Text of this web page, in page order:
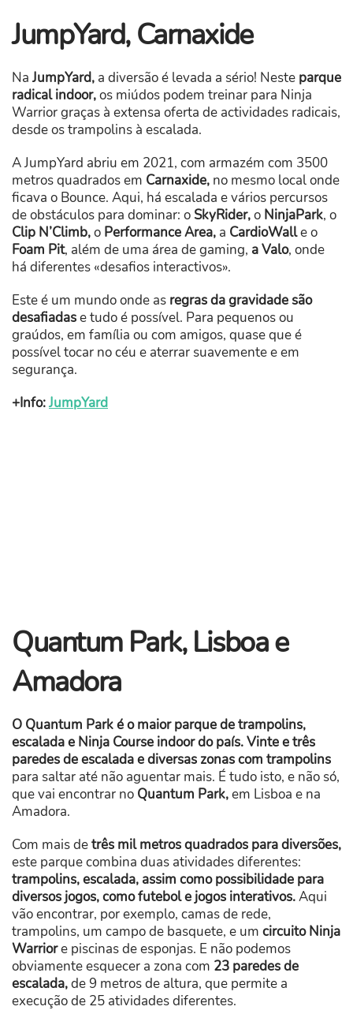
JumpYard, Carnaxide
Na JumpYard, a diversão é levada a sério! Neste parque
radical indoor,os miúdos podem treinar para Ninja
Warrior graças à extensa oferta de actividades radicais,
desde os trampolins à escalada.
A JumpYard abriu em 2021, com armazém com 3500
metros quadrados em Carnaxide, no mesmo local onde
ficava o Bounce. Aqui, há escalada e vários percursos
de obstáculos para dominar: o SkyRider,o NinjaPark, o
Clip N’Climb,o Performance Area, a CardioWalle o
Foam Pit, além de uma área de gaming, a Valo, onde
há diferentes «desafios interactivos».
Este é um mundo onde as regras da gravidade são
desafiadase tudo é possível. Para pequenos ou
graúdos, em família ou com amigos, quase que é
possível tocar no céu e aterrar suavemente e em
segurança.
+Info:JumpYard
Quantum Park, Lisboa e
Amadora
O Quantum Park é o maior parque de trampolins,
escalada e Ninja Course indoor do país.Vinte e três
paredes de escalada e diversas zonas com trampolins
para saltar até não aguentar mais. É tudo isto, e não só,
que vai encontrar no Quantum Park,em Lisboa e na
Amadora.
Com mais detrês mil metros quadrados para diversões,
este parque combina duas atividades diferentes:
trampolins, escalada, assim como possibilidade para
diversos jogos, como futebol e jogos interativos.Aqui
vão encontrar, por exemplo, camas de rede,
trampolins, um campo de basquete, e um circuito Ninja
Warriore piscinas de esponjas. E não podemos
obviamente esquecer a zona com 23 paredes de
escalada,de 9 metros de altura, que permite a
execução de 25 atividades diferentes.